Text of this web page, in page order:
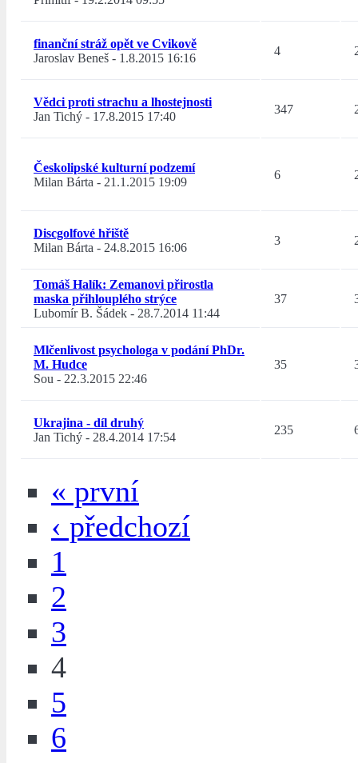
finanční stráž opět ve Cvikově
Jaroslav Beneš - 1.8.2015 16:16
4
Vědci proti strachu a lhostejnosti
Jan Tichý - 17.8.2015 17:40
347
Českolipské kulturní podzemí
Milan Bárta - 21.1.2015 19:09
6
Discgolfové hřiště
Milan Bárta - 24.8.2015 16:06
3
Tomáš Halík: Zemanovi přirostla
maska přihlouplého strýce
Lubomír B. Šádek - 28.7.2014 11:44
37
Mlčenlivost psychologa v podání PhDr.
M. Hudce
Sou - 22.3.2015 22:46
35
Ukrajina - díl druhý
Jan Tichý - 28.4.2014 17:54
235
« první
‹ předchozí
1
2
3
4
5
6